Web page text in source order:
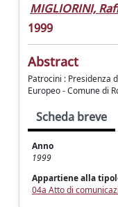
MIGLIORINI,
1999
Abstract
Patrocini : Presidenza
Europeo - Comune di
Scheda breve
Anno
1999
Appartiene alla
04a Atto di